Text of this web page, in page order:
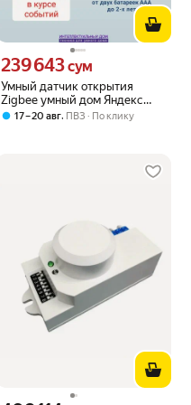
Умный датчик открытия
Zigbee умный дом Яндекс
Алиса Tuya SmartLife
Цена 239643 сум вместо
239 643сум
17 – 20 авг, ПВЗ По клику